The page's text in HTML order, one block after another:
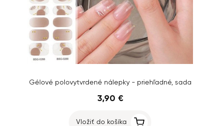
Gélové polovytvrdené nálepky - priehľadné, sada
3,90 €
Vložiť do košíka